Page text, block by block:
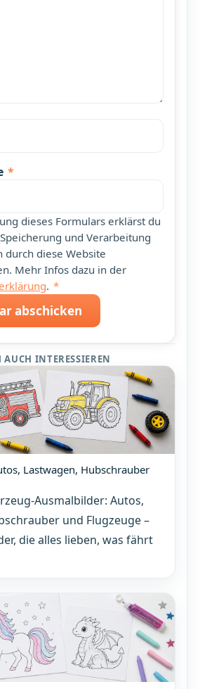
*
dieses Formulars erklärst du
und Verarbeitung
durch diese Website
Mehr Infos dazu in der
. *
abschicken
INTERESSIEREN
Lastwagen, Hubschrauber
Ausmalbilder: Autos,
und Flugzeuge –
die alles lieben, was fährt